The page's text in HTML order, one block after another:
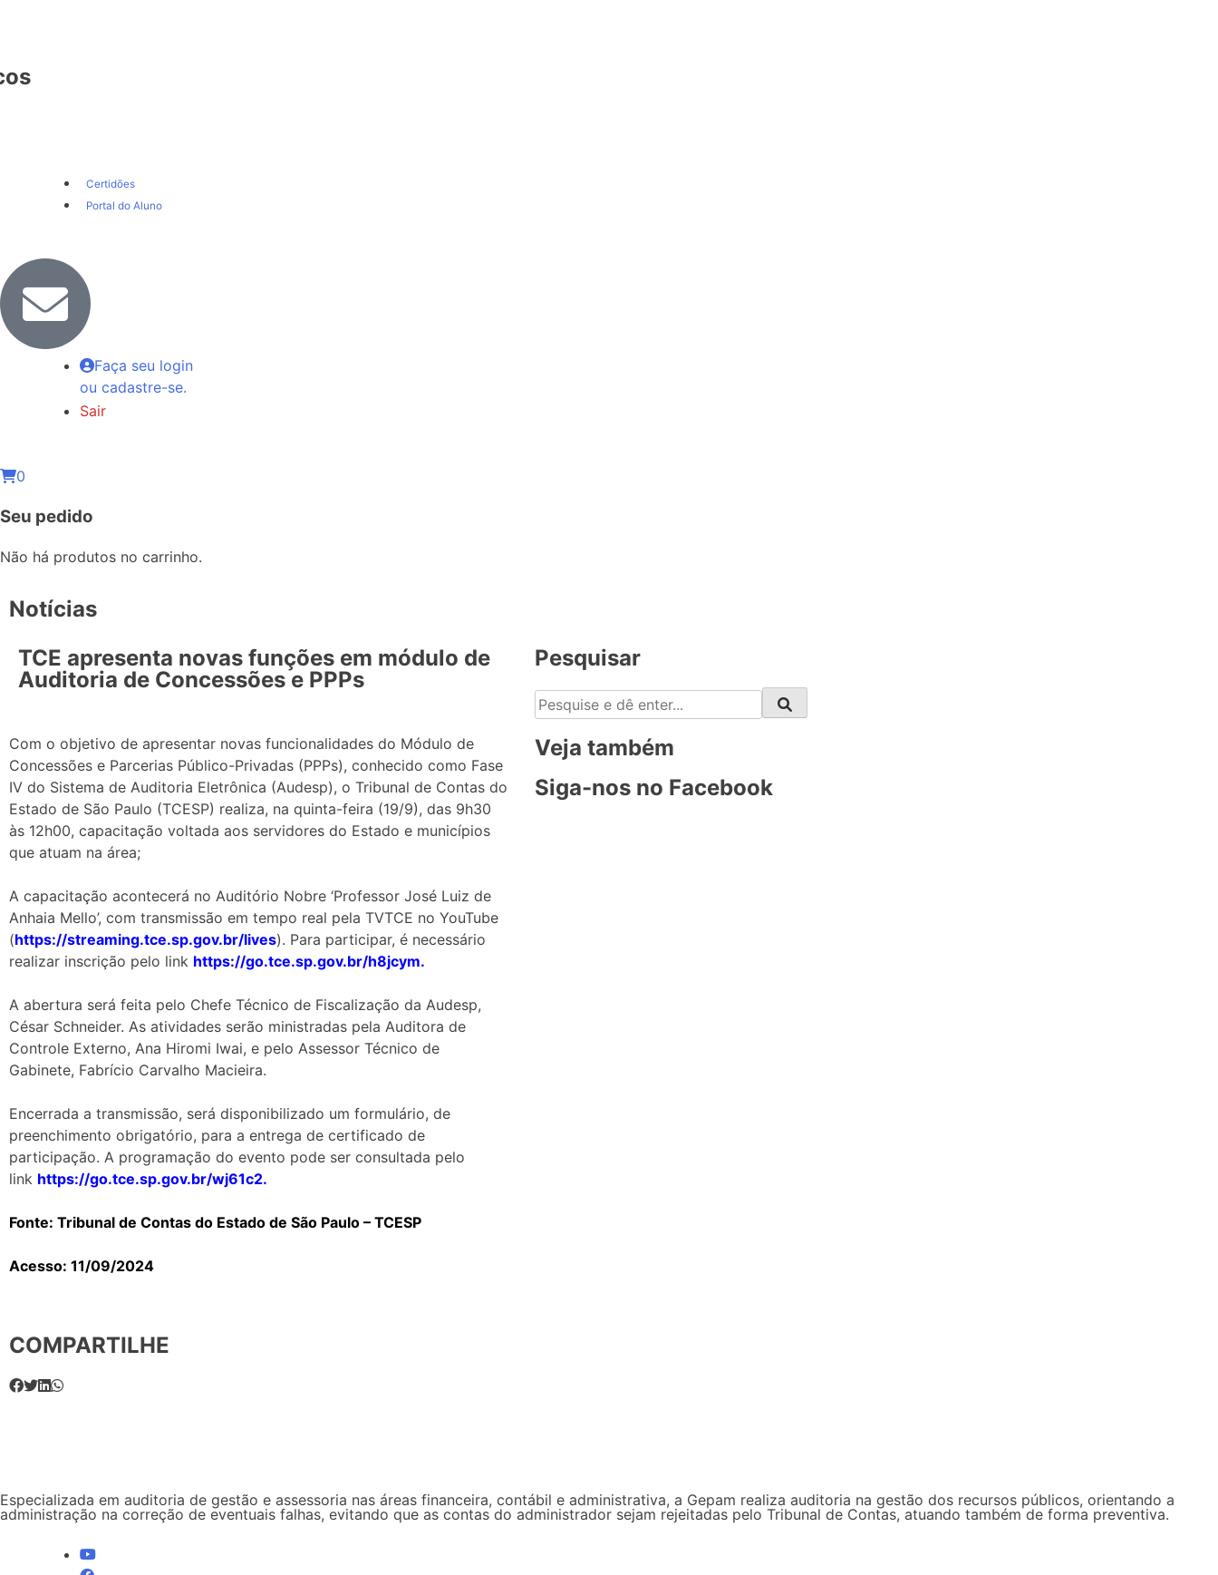
Certidões
Portal do Aluno
Faça seu login
ou cadastre-se.
Sair
0
Seu pedido
Não há produtos no carrinho.
Notícias
TCE apresenta novas funções em módulo de
Auditoria de Concessões e PPPs
Com o objetivo de apresentar novas funcionalidades do Módulo de
Concessões e Parcerias Público-Privadas (PPPs), conhecido como Fase
IV do Sistema de Auditoria Eletrônica (Audesp), o Tribunal de Contas do
Estado de São Paulo (TCESP) realiza, na quinta-feira (19/9), das 9h30
às 12h00, capacitação voltada aos servidores do Estado e municípios
que atuam na área;
A capacitação acontecerá no Auditório Nobre ‘Professor José Luiz de
Anhaia Mello’, com transmissão em tempo real pela TVTCE no YouTube
(https://streaming.tce.sp.gov.br/lives). Para participar, é necessário
realizar inscrição pelo link https://go.tce.sp.gov.br/h8jcym.
A abertura será feita pelo Chefe Técnico de Fiscalização da Audesp,
César Schneider. As atividades serão ministradas pela Auditora de
Controle Externo, Ana Hiromi Iwai, e pelo Assessor Técnico de
Gabinete, Fabrício Carvalho Macieira.
Encerrada a transmissão, será disponibilizado um formulário, de
preenchimento obrigatório, para a entrega de certificado de
participação. A programação do evento pode ser consultada pelo
link https://go.tce.sp.gov.br/wj61c2.
Fonte: Tribunal de Contas do Estado de São Paulo – TCESP
Acesso: 11/09/2024
COMPARTILHE
Pesquisar
Veja também
Siga-nos no Facebook
Especializada em auditoria de gestão e assessoria nas áreas financeira, contábil e administrativa, a Gepam realiza auditoria na gestão dos recursos públicos, orientando a
administração na correção de eventuais falhas, evitando que as contas do administrador sejam rejeitadas pelo Tribunal de Contas, atuando também de forma preventiva.